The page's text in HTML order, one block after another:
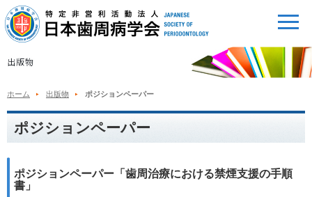
ホーム 出版物 ポジションペーパー
ポジションペーパー
ポジションペーパー「歯周治療における禁煙支援の手順
書」